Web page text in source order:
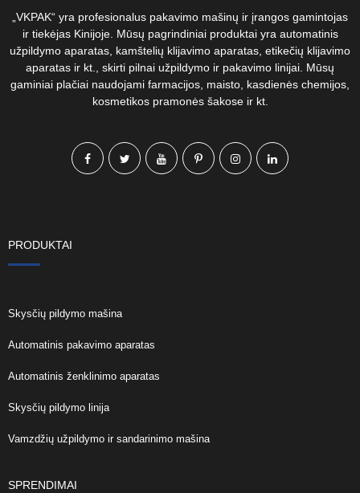
„VKPAK“ yra profesionalus pakavimo mašinų ir įrangos gamintojas
ir tiekėjas Kinijoje. Mūsų pagrindiniai produktai yra automatinis
užpildymo aparatas, kamštelių klijavimo aparatas, etikečių klijavimo
aparatas ir kt., skirti pilnai užpildymo ir pakavimo linijai. Mūsų
gaminiai plačiai naudojami farmacijos, maisto, kasdienės chemijos,
kosmetikos pramonės šakose ir kt.
PRODUKTAI
Skysčių pildymo mašina
Automatinis pakavimo aparatas
Automatinis ženklinimo aparatas
Skysčių pildymo linija
Vamzdžių užpildymo ir sandarinimo mašina
SPRENDIMAI